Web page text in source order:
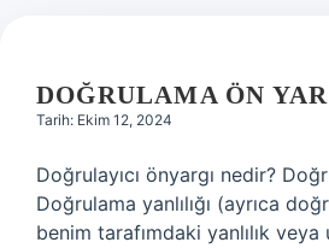
DOĞRULAMA ÖN
Tarih: Ekim 12, 2024
Doğrulayıcı önyargı nedir?
Doğrulama yanlılığı (ayrıca
benim tarafımdaki yanlılık veya